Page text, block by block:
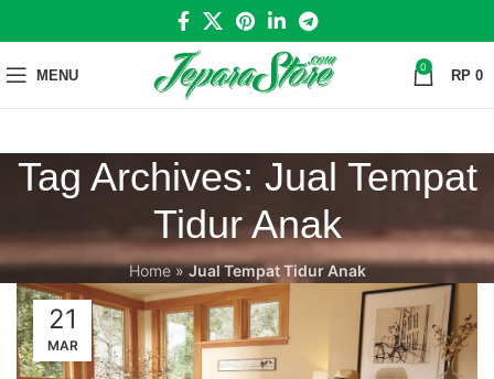
MENU 0 RP 0
Tag Archives: Jual Tempat
Tidur Anak
Home»Jual Tempat Tidur Anak
21
MAR